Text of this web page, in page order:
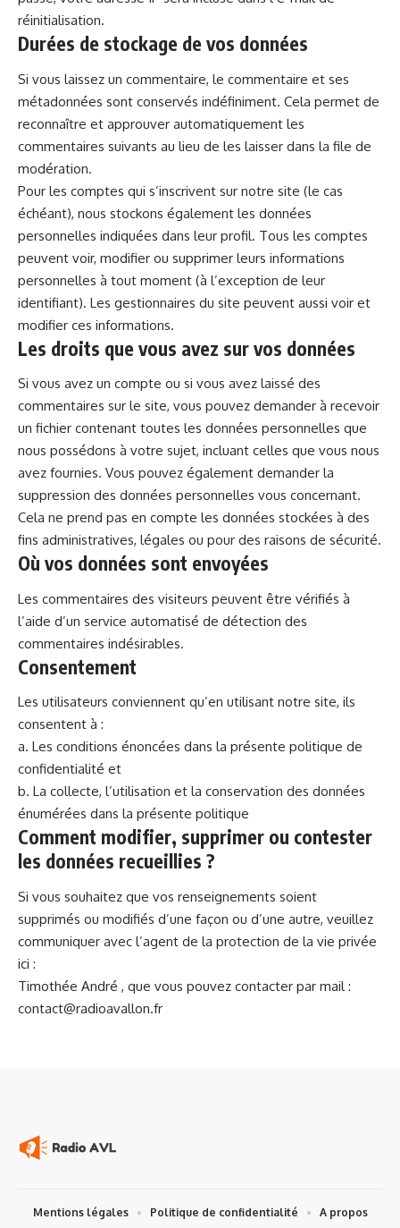
réinitialisation.
Durées de stockage de vos données
Si vous laissez un commentaire, le commentaire et ses
métadonnées sont conservés indéfiniment. Cela permet de
reconnaître et approuver automatiquement les
commentaires suivants au lieu de les laisser dans la file de
modération.
Pour les comptes qui s’inscrivent sur notre site (le cas
échéant), nous stockons également les données
personnelles indiquées dans leur profil. Tous les comptes
peuvent voir, modifier ou supprimer leurs informations
personnelles à tout moment (à l’exception de leur
identifiant). Les gestionnaires du site peuvent aussi voir et
modifier ces informations.
Les droits que vous avez sur vos données
Si vous avez un compte ou si vous avez laissé des
commentaires sur le site, vous pouvez demander à recevoir
un fichier contenant toutes les données personnelles que
nous possédons à votre sujet, incluant celles que vous nous
avez fournies. Vous pouvez également demander la
suppression des données personnelles vous concernant.
Cela ne prend pas en compte les données stockées à des
fins administratives, légales ou pour des raisons de sécurité.
Où vos données sont envoyées
Les commentaires des visiteurs peuvent être vérifiés à
l’aide d’un service automatisé de détection des
commentaires indésirables.
Consentement
Les utilisateurs conviennent qu’en utilisant notre site, ils
consentent à :
a. Les conditions énoncées dans la présente politique de
confidentialité et
b. La collecte, l’utilisation et la conservation des données
énumérées dans la présente politique
Comment modifier, supprimer ou contester
les données recueillies ?
Si vous souhaitez que vos renseignements soient
supprimés ou modifiés d’une façon ou d’une autre, veuillez
communiquer avec l’agent de la protection de la vie privée
ici :
Timothée André , que vous pouvez contacter par mail :
contact@radioavallon.fr
Mentions légales Politique de confidentialité
A propos